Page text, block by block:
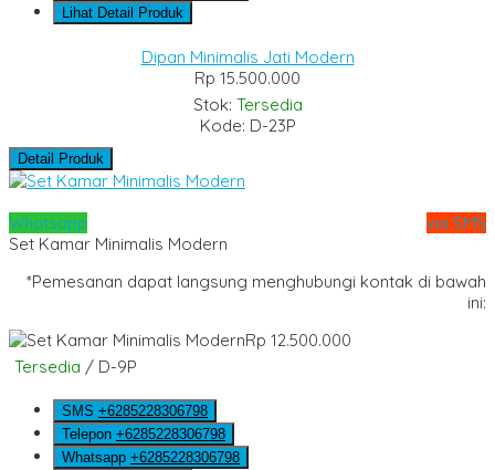
Lihat Detail Produk
Dipan Minimalis Jati Modern
Rp 15.500.000
Stok: Tersedia
Kode: D-23P
Detail Produk
Whatsapp
via SMS
Set Kamar Minimalis Modern
*Pemesanan dapat langsung menghubungi kontak di bawah
ini:
Rp 12.500.000
Tersedia / D-9P
SMS +6285228306798
Telepon +6285228306798
Whatsapp +6285228306798